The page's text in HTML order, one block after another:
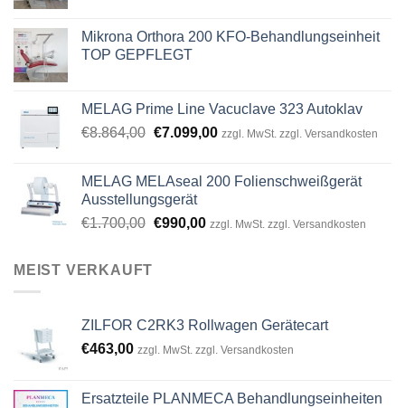
Mikrona Orthora 200 KFO-Behandlungseinheit
TOP GEPFLEGT
MELAG Prime Line Vacuclave 323 Autoklav
€8.864,00 Original
€8.864,00.
€7.099,00Current
€7.099,00.
zzgl. MwSt. zzgl. Versandkosten
MELAG MELAseal 200 Folienschweißgerät
Ausstellungsgerät
€1.700,00 Original
€990,00Current
zzgl. MwSt. zzgl. Versandkosten
MEIST VERKAUFT
ZILFOR C2RK3 Rollwagen Gerätecart
€463,00 zzgl. MwSt. zzgl. Versandkosten
Ersatzteile PLANMECA Behandlungseinheiten